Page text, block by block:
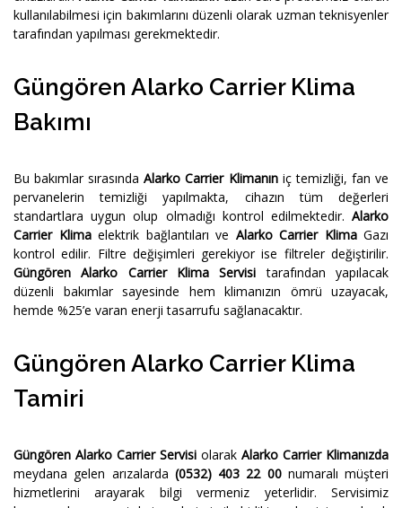
kullanılabilmesi için bakımlarını düzenli olarak uzman teknisyenler
tarafından yapılması gerekmektedir.
Güngören Alarko Carrier Klima
Bakımı
Bu bakımlar sırasındaAlarko Carrier Klimanıniç temizliği, fan ve
pervanelerin temizliği yapılmakta, cihazın tüm değerleri
standartlara uygun olup olmadığı kontrol edilmektedir. Alarko
Carrier Klimaelektrik bağlantıları ve Alarko Carrier KlimaGazı
kontrol edilir. Filtre değişimleri gerekiyor ise filtreler değiştirilir.
Güngören Alarko Carrier Klima Servisitarafından yapılacak
düzenli bakımlar sayesinde hem klimanızın ömrü uzayacak,
hemde %25’e varan enerji tasarrufu sağlanacaktır.
Güngören Alarko Carrier Klima
Tamiri
Güngören Alarko Carrier Servisi olarak Alarko Carrier Klimanızda
meydana gelen arızalarda (0532) 403 22 00numaralı müşteri
hizmetlerini arayarak bilgi vermeniz yeterlidir. Servisimiz